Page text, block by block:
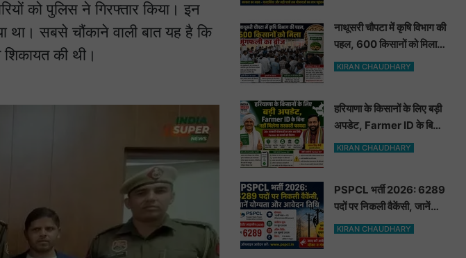
को पुलिस ने गिरफ्तार किया। इन
था। सबसे चौंकाने वाली बात यह है कि
की थी।
नाथूसरी चौपटा में कृषि विभाग की
पहल, 600 किसानों को मिला
मूंगफली का बीज
KIRAN CHAUDHARY
हरियाणा के किसानों के लिए बड़ी
अपडेट, Farmer ID के बिना
नहीं मिलेगा सरकारी फायदा
KIRAN CHAUDHARY
PSPCL भर्ती 2026: 6289
पदों पर निकली वैकेंसी, जानें
योग्यता और आवेदन तिथि
KIRAN CHAUDHARY